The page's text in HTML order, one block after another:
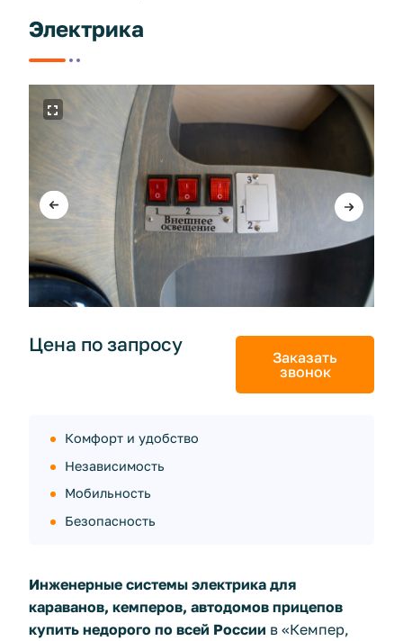
Электрика
Цена по запросу
Заказать
звонок
Комфорт и удобство
Независимость
Мобильность
Безопасность
Инженерные системы электрика для
караванов, кемперов, автодомов прицепов
купить недорого по всей России в «Кемпер,